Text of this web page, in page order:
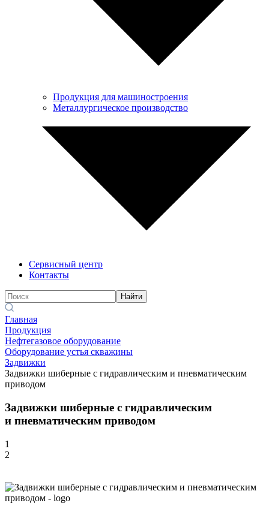
Продукция для машиностроения
Металлургическое производство
Сервисный центр
Контакты
Найти
Главная
Продукция
Нефтегазовое оборудование
Оборудование устья скважины
Задвижки
Задвижки шиберные с гидравлическим и пневматическим
приводом
Задвижки шиберные с гидравлическим
и пневматическим приводом
1
2